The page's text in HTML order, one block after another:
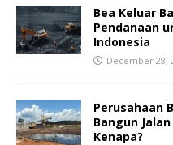
Bea Keluar
Pendanaan
Indonesia
December 28,
Perusahaan
Bangun
Kenapa?